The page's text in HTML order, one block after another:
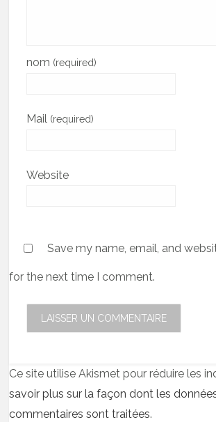
nom (required)
Mail (required)
Website
Save my name, email, and
for the next time I comment.
Ce site utilise Akismet pour réduire les
savoir plus sur la façon dont les
commentaires sont traitées.